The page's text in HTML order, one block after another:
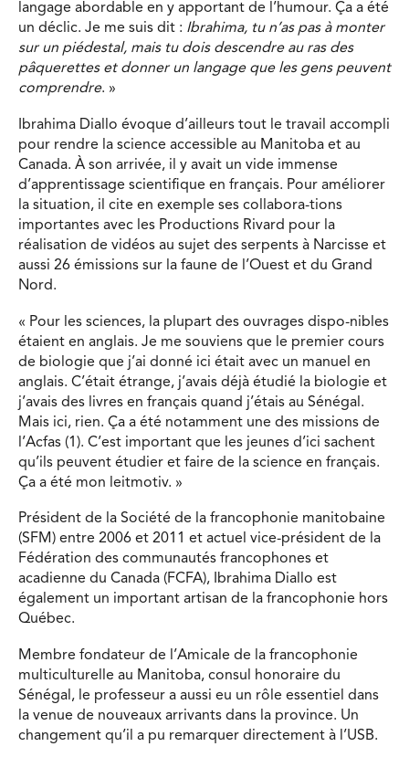
langage abordable en y apportant de l’humour. Ça a été
un déclic. Je me suis dit : Ibrahima, tu n’as pas à monter
sur un piédestal, mais tu dois descendre au ras des
pâquerettes et donner un langage que les gens peuvent
comprendre. »
Ibrahima Diallo évoque d’ailleurs tout le travail accompli
pour rendre la science accessible au Manitoba et au
Canada. À son arrivée, il y avait un vide immense
d’apprentissage scientifique en français. Pour améliorer
la situation, il cite en exemple ses collabora-tions
importantes avec les Productions Rivard pour la
réalisation de vidéos au sujet des serpents à Narcisse et
aussi 26 émissions sur la faune de l’Ouest et du Grand
Nord.
« Pour les sciences, la plupart des ouvrages dispo-nibles
étaient en anglais. Je me souviens que le premier cours
de biologie que j’ai donné ici était avec un manuel en
anglais. C’était étrange, j’avais déjà étudié la biologie et
j’avais des livres en français quand j’étais au Sénégal.
Mais ici, rien. Ça a été notamment une des missions de
l’Acfas (1). C’est important que les jeunes d’ici sachent
qu’ils peuvent étudier et faire de la science en français.
Ça a été mon leitmotiv. »
Président de la Société de la francophonie manitobaine
(SFM) entre 2006 et 2011 et actuel vice-président de la
Fédération des communautés francophones et
acadienne du Canada (FCFA), Ibrahima Diallo est
également un important artisan de la francophonie hors
Québec.
Membre fondateur de l’Amicale de la francophonie
multiculturelle au Manitoba, consul honoraire du
Sénégal, le professeur a aussi eu un rôle essentiel dans
la venue de nouveaux arrivants dans la province. Un
changement qu’il a pu remarquer directement à l’USB.